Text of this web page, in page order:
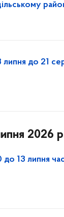
липня до 21
2026
до 13 липня